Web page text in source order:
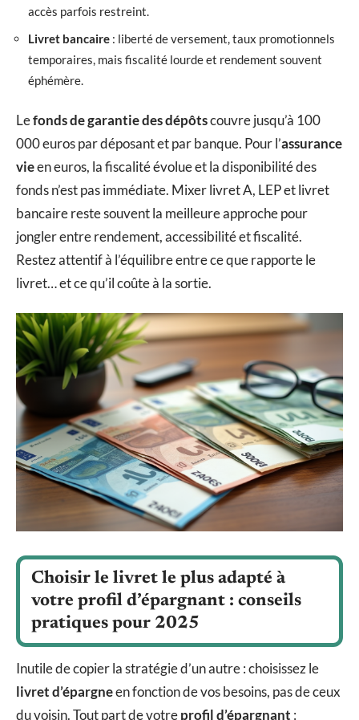
accès parfois restreint.
Livret bancaire : liberté de versement, taux promotionnels
temporaires, mais fiscalité lourde et rendement souvent
éphémère.
Lefonds de garantie des dépôtscouvre jusqu’à 100
000 euros par déposant et par banque. Pour l’assurance
vieen euros, la fiscalité évolue et la disponibilité des
fonds n’est pas immédiate. Mixer livret A, LEP et livret
bancaire reste souvent la meilleure approche pour
jongler entre rendement, accessibilité et fiscalité.
Restez attentif à l’équilibre entre ce que rapporte le
livret… et ce qu’il coûte à la sortie.
Choisir le livret le plus adapté à
votre profil d’épargnant : conseils
pratiques pour 2025
Inutile de copier la stratégie d’un autre : choisissez le
livret d’épargneen fonction de vos besoins, pas de ceux
du voisin. Tout part de votreprofil d’épargnant :